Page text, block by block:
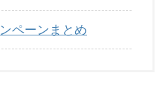
ペーンまとめ